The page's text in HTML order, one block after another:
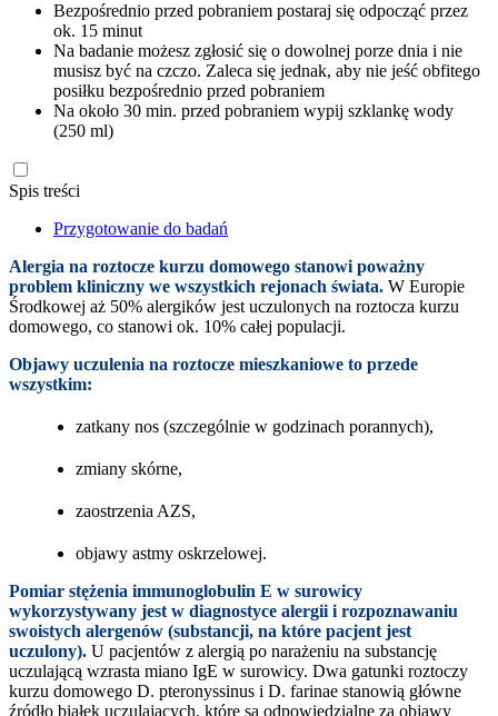
Bezpośrednio przed pobraniem postaraj się odpocząć przez
ok. 15 minut
Na badanie możesz zgłosić się o dowolnej porze dnia i nie
musisz być na czczo. Zaleca się jednak, aby nie jeść obfitego
posiłku bezpośrednio przed pobraniem
Na około 30 min. przed pobraniem wypij szklankę wody
(250 ml)
Spis treści
Przygotowanie do badań
Alergia na roztocze kurzu domowego stanowi poważny
problem kliniczny we wszystkich rejonach świata. W Europie
Środkowej aż 50% alergików jest uczulonych na roztocza kurzu
domowego, co stanowi ok. 10% całej populacji.
Objawy uczulenia na roztocze mieszkaniowe to przede
wszystkim:
zatkany nos (szczególnie w godzinach porannych),
zmiany skórne,
zaostrzenia AZS,
objawy astmy oskrzelowej.
Pomiar stężenia immunoglobulin E w surowicy
wykorzystywany jest w diagnostyce alergii i rozpoznawaniu
swoistych alergenów (substancji, na które pacjent jest
uczulony). U pacjentów z alergią po narażeniu na substancję
uczulającą wzrasta miano IgE w surowicy. Dwa gatunki roztoczy
kurzu domowego D. pteronyssinus i D. farinae stanowią główne
źródło białek uczulających, które są odpowiedzialne za objawy